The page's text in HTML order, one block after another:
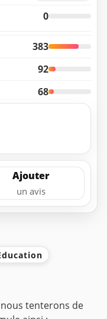
0
383
92
68
Ajouter
un avis
tenterons de